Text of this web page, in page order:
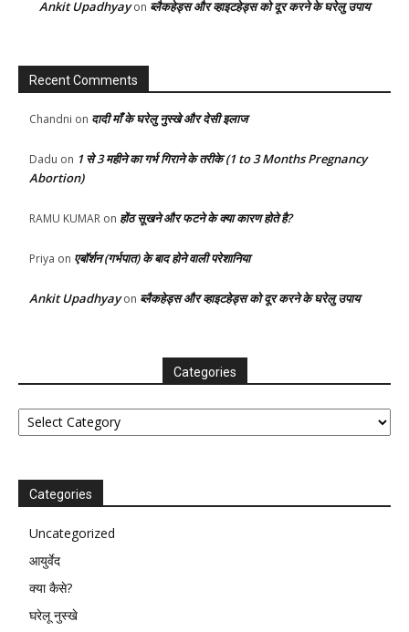
Ankit Upadhyayon ब्लैकहेड्स और व्हाइटहेड्स को दूर करने के घरेलु उपाय
Recent Comments
Chandni on दादी माँ के घरेलु नुस्खे और देसी इलाज
Dadu on 1 से 3 महीने का गर्भ गिराने के तरीके (1 to 3 Months Pregnancy
Abortion)
RAMU KUMAR on होंठ सूखने और फटने के क्या कारण होते है?
Priya on एबॉर्शन (गर्भपात) के बाद होने वाली परेशानिया
Ankit Upadhyayon ब्लैकहेड्स और व्हाइटहेड्स को दूर करने के घरेलु उपाय
Categories
Categories
Categories
Uncategorized
आयुर्वेद
क्या कैसे?
घरेलू नुस्खे